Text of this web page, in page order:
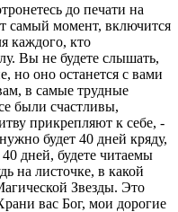
до печати на
самый момент, включится
каждого, кто
Вы не будете слышать,
но оно останется с вами
в самые трудные
были счастливы,
прикрепляют к себе, -
будет 40 дней кряду,
дней, будете читаемы
на листочке, в какой
Звезды. Это
вас Бог, мои дорогие